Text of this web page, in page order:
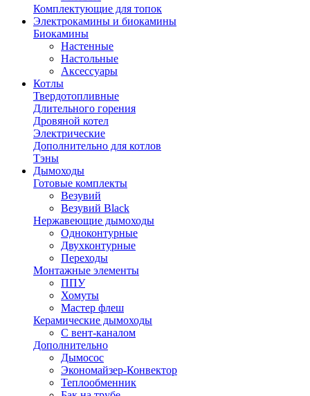
Комплектующие для топок
Электрокамины и биокамины
Биокамины
Настенные
Настольные
Аксессуары
Котлы
Твердотопливные
Длительного горения
Дровяной котел
Электрические
Дополнительно для котлов
Тэны
Дымоходы
Готовые комплекты
Везувий
Везувий Black
Нержавеющие дымоходы
Одноконтурные
Двухконтурные
Переходы
Монтажные элементы
ППУ
Хомуты
Мастер флеш
Керамические дымоходы
С вент-каналом
Дополнительно
Дымосос
Экономайзер-Конвектор
Теплообменник